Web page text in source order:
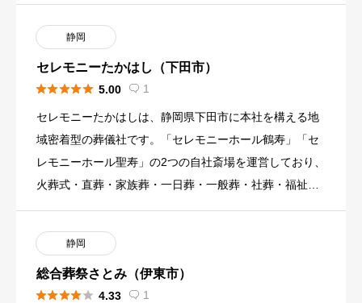
静岡
セレモニーたかはし（下田市）
 5.00  1
セレモニーたかはしは、静岡県下田市に本社を構える地
域密着型の葬儀社です。「セレモニーホール鶴寿」「セ
レモニーホール聖寿」の2つの自社斎場を運営しており、
火葬式・直葬・家族葬・一日葬・一般葬・社葬・福祉葬
静岡
総合葬祭さとみ（伊東市）
 4.33  1